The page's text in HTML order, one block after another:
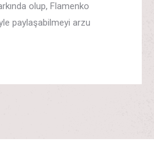
olup, Flamenko
paylaşabilmeyi arzu